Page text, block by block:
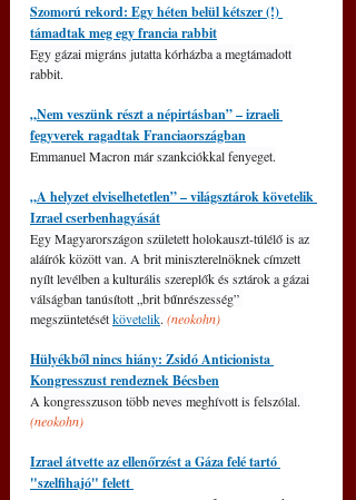
Szomorú rekord: Egy héten belül kétszer (!)
támadtak meg egy francia rabbit
Egy gázai migráns jutatta kórházba a megtámadott
rabbit.
„Nem veszünk részt a népirtásban” – izraeli
fegyverek ragadtak Franciaországban
Emmanuel Macron már szankciókkal fenyeget.
„A helyzet elviselhetetlen” – világsztárok követelik
Izrael cserbenhagyását
Egy Magyarországon született holokauszt-túlélő is az
aláírók között van. A brit miniszterelnöknek címzett
nyílt levélben a kulturális szereplők és sztárok a gázai
válságban tanúsított „brit bűnrészesség”
megszüntetését követelik. (neokohn)
Hülyékből nincs hiány: Zsidó Anticionista
Kongresszust rendeznek Bécsben
A kongresszuson több neves meghívott is felszólal.
(neokohn)
Izrael átvette az ellenőrzést a Gáza felé tartó
"szelfihajó" felett